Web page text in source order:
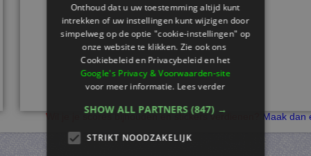
Wil je je scores bijhouden en stickers verdienen? Maak dan
Onthoud dat u uw toestemming altijd kunt
intrekken of uw instellingen kunt wijzigen door
simpelweg op de optie "cookie-instellingen" op
onze website te klikken. Zie ook ons ​​
Cookiebeleid en Privacybeleid en het
Google's Privacy & Voorwaarden-site
voor meer informatie.Lees verder
SHOW ALL PARTNERS (847) →
STRIKT NOODZAKELIJK